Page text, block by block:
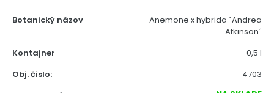
Botanický názov
Anemone x hybrida ´Andrea
Atkinson´
Kontajner
0,5 l
Obj. čislo:
4703